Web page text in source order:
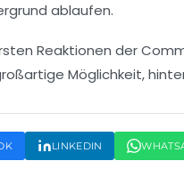
ablaufen.
Reaktionen der
Möglichkeit,
LINKEDIN